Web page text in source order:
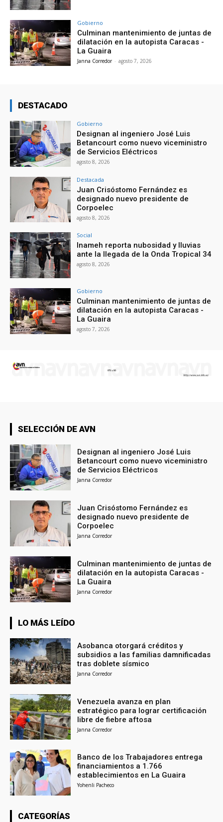
Gobierno
Culminan mantenimiento de juntas de
dilatación en la autopista Caracas -
La Guaira
Janna Corredor - agosto 7, 2026
DESTACADO
Gobierno
Designan al ingeniero José Luis
Betancourt como nuevo viceministro
de Servicios Eléctricos
agosto 8, 2026
Destacada
Juan Crisóstomo Fernández es
designado nuevo presidente de
Corpoelec
agosto 8, 2026
Social
Inameh reporta nubosidad y lluvias
ante la llegada de la Onda Tropical 34
agosto 8, 2026
Gobierno
Culminan mantenimiento de juntas de
dilatación en la autopista Caracas -
La Guaira
agosto 7, 2026
SELECCIÓN DE AVN
Designan al ingeniero José Luis
Betancourt como nuevo viceministro
de Servicios Eléctricos
Janna Corredor
Juan Crisóstomo Fernández es
designado nuevo presidente de
Corpoelec
Janna Corredor
Culminan mantenimiento de juntas de
dilatación en la autopista Caracas -
La Guaira
Janna Corredor
LO MÁS LEÍDO
Asobanca otorgará créditos y
subsidios a las familias damnificadas
tras doblete sísmico
Janna Corredor
Venezuela avanza en plan
estratégico para lograr certificación
libre de fiebre aftosa
Janna Corredor
Banco de los Trabajadores entrega
financiamientos a 1.766
establecimientos en La Guaira
Yohenli Pacheco
CATEGORÍAS